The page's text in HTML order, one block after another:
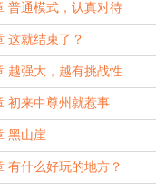
普通模式，认真对待
这就结束了？
越强大，越有挑战性
初来中尊州就惹事
黑山崖
有什么好玩的地方？